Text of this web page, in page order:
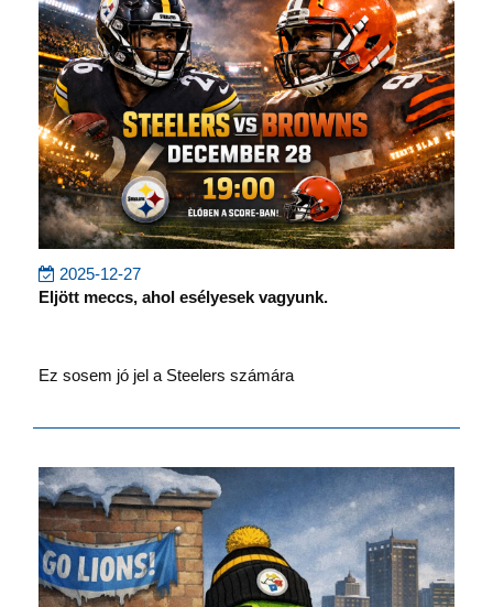
2025-12-27
Eljött meccs, ahol esélyesek vagyunk.
Ez sosem jó jel a Steelers számára